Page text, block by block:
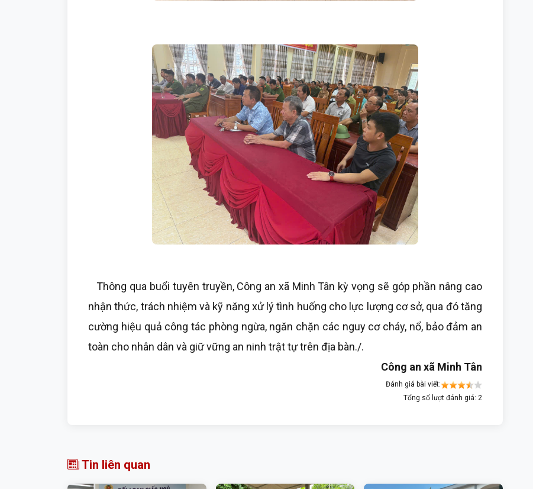
Thông qua buổi tuyên truyền, Công an xã Minh Tân kỳ vọng sẽ góp phần nâng cao
nhận thức, trách nhiệm và kỹ năng xử lý tình huống cho lực lượng cơ sở, qua đó tăng
cường hiệu quả công tác phòng ngừa, ngăn chặn các nguy cơ cháy, nổ, bảo đảm an
toàn cho nhân dân và giữ vững an ninh trật tự trên địa bàn./.
Công an xã Minh Tân
Đánh giá bài viết:
Tổng số lượt đánh giá: 2
Tin liên quan